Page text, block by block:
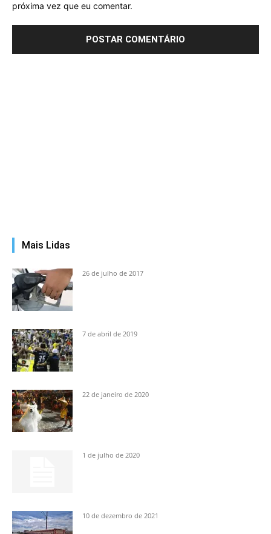
próxima vez que eu comentar.
Mais Lidas
26 de julho de 2017
7 de abril de 2019
22 de janeiro de 2020
1 de julho de 2020
10 de dezembro de 2021